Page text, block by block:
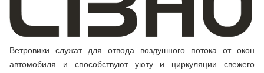
Ветровики служат для отвода воздушного потока от окон
автомобиля и способствуют уюту и циркуляции свежего